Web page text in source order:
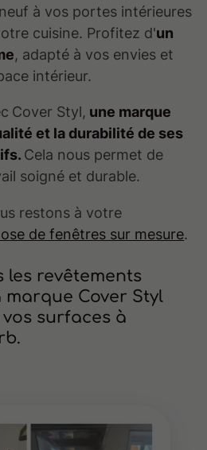
à vos portes intérieures
cuisine. Profitez d'un
, adapté à vos envies et
intérieur.
Cover Styl, une marque
et la durabilité de ses
Cela nous permet de
soigné et durable.
restons à votre
de fenêtres sur mesure.
les revêtements
marque Cover Styl
surfaces à